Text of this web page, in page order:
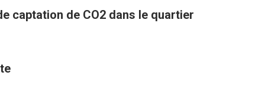
captation de CO2 dans le quartier